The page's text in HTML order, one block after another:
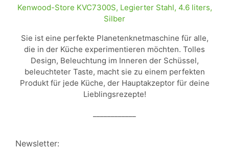
Kenwood-Store KVC7300S, Legierter Stahl, 4.6 liters,
Silber
Sie ist eine perfekte Planetenknetmaschine für alle,
die in der Küche experimentieren möchten. Tolles
Design, Beleuchtung im Inneren der Schüssel,
beleuchteter Taste, macht sie zu einem perfekten
Produkt für jede Küche, der Hauptakzeptor für deine
Lieblingsrezepte!
Newsletter: